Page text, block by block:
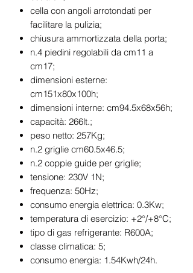
cella con angoli arrotondati per
facilitare la pulizia;
chiusura ammortizzata della porta;
n.4 piedini regolabili da cm11 a
cm17;
dimensioni esterne:
cm151x80x100h;
dimensioni interne: cm94.5x68x56h;
capacità: 266lt.;
peso netto: 257Kg;
n.2 griglie cm60.5x46.5;
n.2 coppie guide per griglie;
tensione: 230V 1N;
frequenza: 50Hz;
consumo energia elettrica: 0.3Kw;
temperatura di esercizio: +2°/+8°C;
tipo di gas refrigerante: R600A;
classe climatica: 5;
consumo energia: 1.54Kwh/24h.